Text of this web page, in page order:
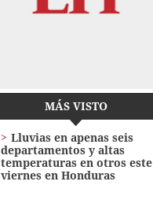
MÁS VISTO
Lluvias en apenas seis
departamentos y altas
temperaturas en otros este
viernes en Honduras